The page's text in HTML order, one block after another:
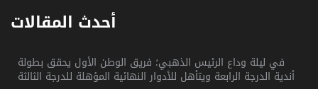
أحدث المقالات
في ليلة وداع الرئيس الذهبي؛ فريق الوطن الأول يحقق بطولة
أندية الدرجة الرابعة ويتأهل للأدوار النهائية المؤهلة للدرجة الثالثة